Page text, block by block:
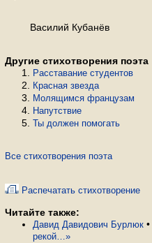
Василий Кубанёв
Другие стихотворения поэта
Расставание студентов
Красная звезда
Молящимся французам
Напутствие
Ты должен помогать
Все стихотворения поэта
Распечатать стихотворение
Читайте также:
Давид Давидович Бурлюк •
рекой…»